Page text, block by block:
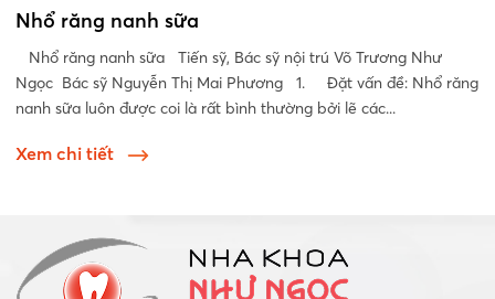
Nhổ răng nanh sữa
Nhổ răng nanh sữa Tiến sỹ, Bác sỹ nội trú Võ Trương Như
Ngọc Bác sỹ Nguyễn Thị Mai Phương 1. Đặt vấn đề: Nhổ răng
nanh sữa luôn được coi là rất bình thường bởi lẽ các...
Xem chi tiết